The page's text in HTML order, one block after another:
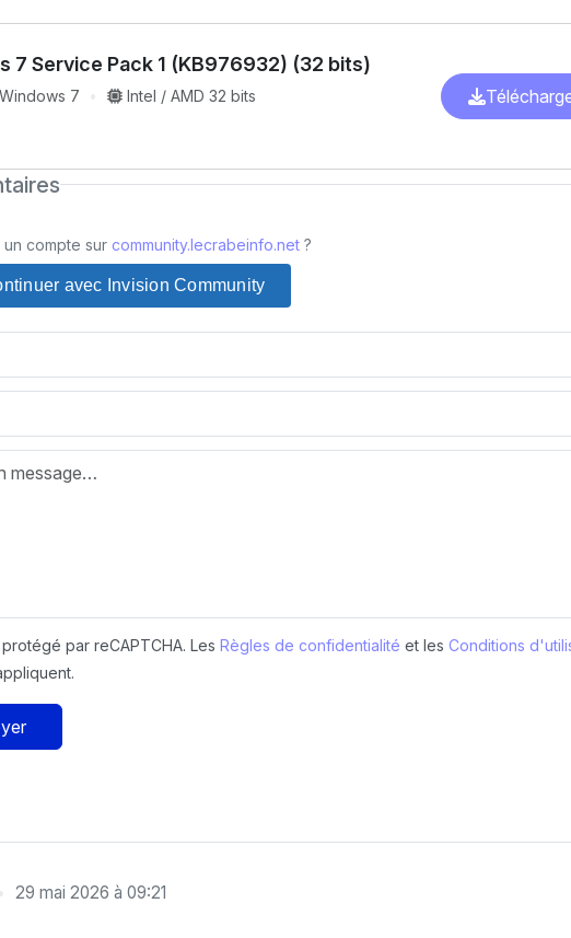
7 Service Pack 1 (KB976932) (32 bits)
Windows 7
Intel / AMD 32 bits
compte sur community.lecrabeinfo.net ?
avec Invision Community
par reCAPTCHA. Les Règles de confidentialité et les Conditions
29 mai 2026 à 09:21